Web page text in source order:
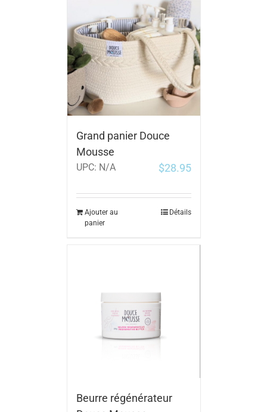
Grand panier Douce
Mousse
UPC: N/A $28.95
Ajouter au
panier
Détails
Beurre régénérateur